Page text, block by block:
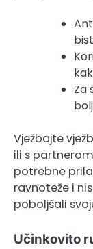
Za
Vježbajte
ili s
potrebne
ravnoteže i
poboljšali
Učinkovito